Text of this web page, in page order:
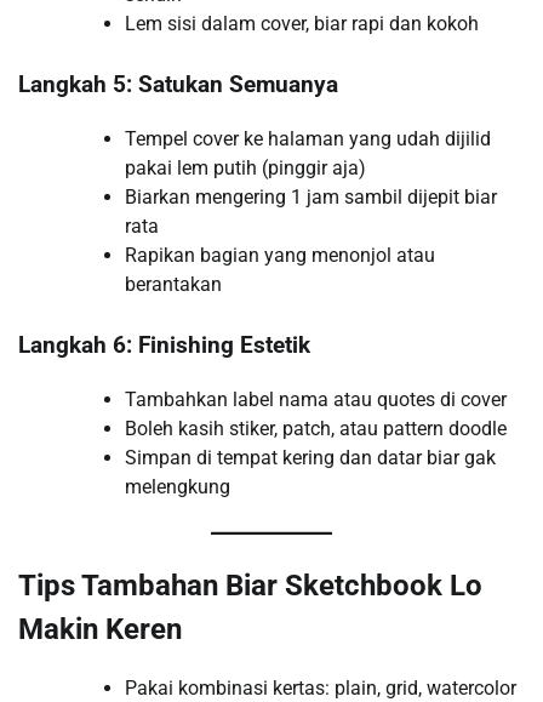
Lem sisi dalam cover, biar rapi dan kokoh
Langkah 5: Satukan Semuanya
Tempel cover ke halaman yang udah dijilid
pakai lem putih (pinggir aja)
Biarkan mengering 1 jam sambil dijepit biar
rata
Rapikan bagian yang menonjol atau
berantakan
Langkah 6: Finishing Estetik
Tambahkan label nama atau quotes di cover
Boleh kasih stiker, patch, atau pattern doodle
Simpan di tempat kering dan datar biar gak
melengkung
Tips Tambahan Biar Sketchbook Lo
Makin Keren
Pakai kombinasi kertas: plain, grid, watercolor